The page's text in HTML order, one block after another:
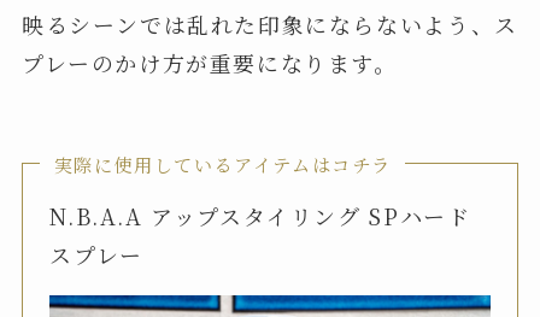
映るシーンでは乱れた印象にならないよう、ス
プレーのかけ方が重要になります。
実際に使用しているアイテムはコチラ
N.B.A.A アップスタイリング SPハード
スプレー